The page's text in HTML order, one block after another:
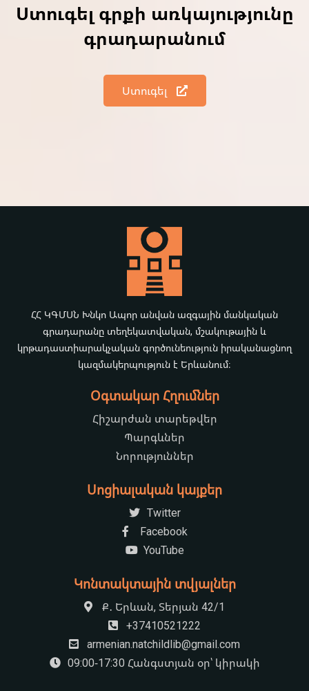
Ստուգել գրքի առկայությունը
գրադարանում
Ստուգել
ՀՀ ԿԳՄՍՆ Խնկո Ապոր անվան ազգային մանկական
գրադարանը տեղեկատվական, մշակութային և
կրթադաստիարակչական գործունեություն իրականացնող
կազմակերպություն է Երևանում։
Օգտակար Հղումներ
Հիշարժան տարեթվեր
Պարգևներ
Նորություններ
Սոցիալական կայքեր
Twitter
Facebook
YouTube
Կոնտակտային տվյալներ
Ք․ Երևան, Տերյան 42/1
+37410521222
armenian.natchildlib@gmail.com
09:00-17:30 Հանգստյան օր՝ կիրակի